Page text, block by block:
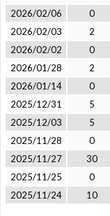
2026/02/06
0
2026/02/03
2
2026/02/02
0
2026/01/28
2
2026/01/14
0
2025/12/31
5
2025/12/03
5
2025/11/28
0
2025/11/27
30
2025/11/25
0
2025/11/24
10